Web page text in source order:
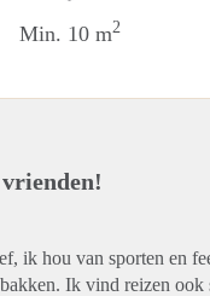
Min. 10 m2
ik hou van sporten en
Ik vind reizen ook